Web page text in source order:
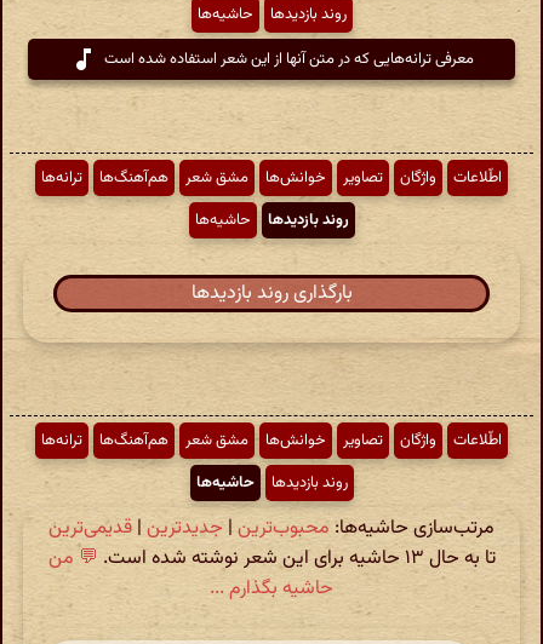
روند بازدیدها
حاشیه‌ها
معرفی ترانه‌هایی که در متن آنها از این شعر استفاده شده است
اطّلاعات واژگان تصاویر خوانش‌ها مشق شعر هم‌آهنگ‌ها
ترانه‌ها
روند بازدیدها
حاشیه‌ها
بارگذاری روند بازدیدها
اطّلاعات واژگان تصاویر خوانش‌ها مشق شعر هم‌آهنگ‌ها
ترانه‌ها
روند بازدیدها
حاشیه‌ها
مرتب‌سازی حاشیه‌ها:محبوب‌ترین | جدیدترین | قدیمی‌ترین
تا به حال ۱۳ حاشیه برای این شعر نوشته شده است.
💬 من
حاشیه بگذارم ...